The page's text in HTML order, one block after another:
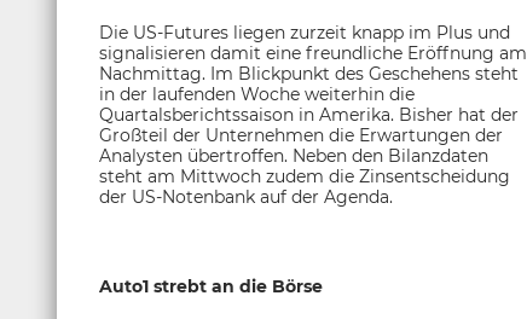
Die US-Futures liegen zurzeit knapp im Plus und
signalisieren damit eine freundliche Eröffnung am
Nachmittag. Im Blickpunkt des Geschehens steht
in der laufenden Woche weiterhin die
Quartalsberichtssaison in Amerika. Bisher hat der
Großteil der Unternehmen die Erwartungen der
Analysten übertroffen. Neben den Bilanzdaten
steht am Mittwoch zudem die Zinsentscheidung
der US-Notenbank auf der Agenda.
Auto1 strebt an die Börse